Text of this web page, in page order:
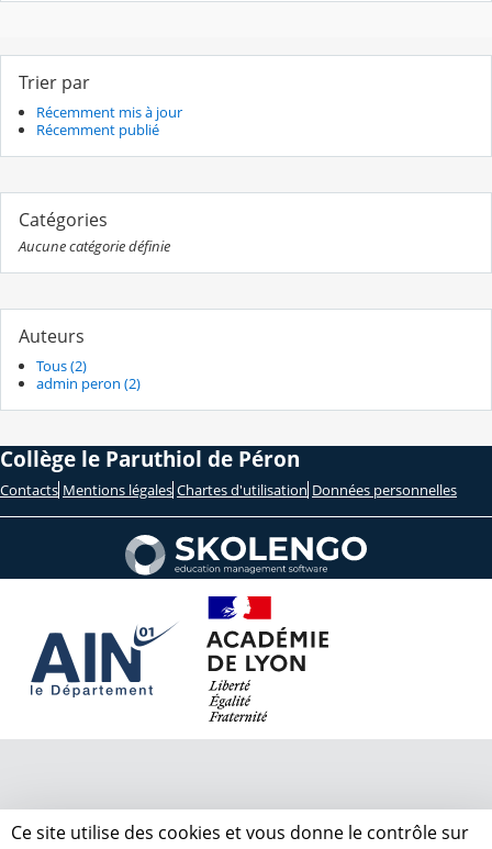
Trier par
Récemment mis à jour
Récemment publié
Catégories
Aucune catégorie définie
Auteurs
Tous (2)
admin peron (2)
Collège le Paruthiol de Péron
Contacts Mentions légales Chartes d'utilisation Données personnelles
Ce site utilise des cookies et vous donne le contrôle sur